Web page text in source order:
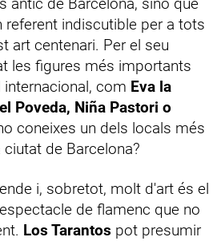
referent indiscutible per a tots
art centenari. Per el seu
les figures més importants
com Eva la
Poveda, Niña Pastori o
coneixes un dels locals més
de Barcelona?
i, sobretot, molt d'art és el
de flamenc que no
Los Tarantos pot presumir